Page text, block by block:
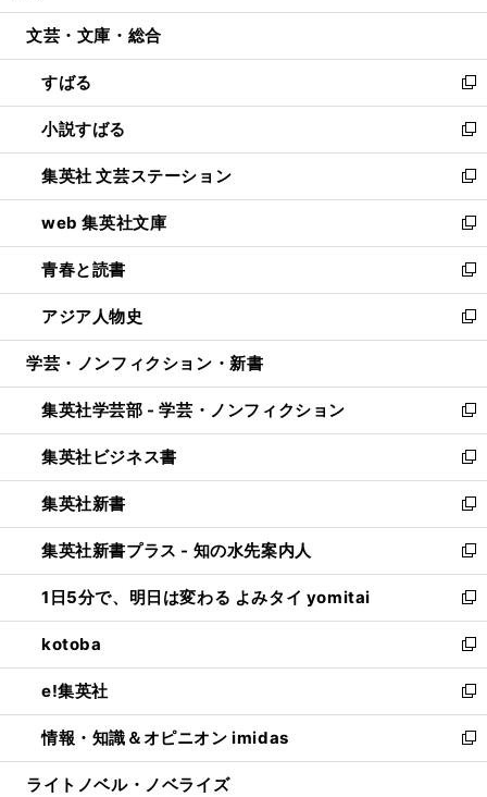
開
ウ
開
く
ン
ウ
で
開
く
ウ
ン
ド
ウ
で
開
く
文芸・文庫・総合
すばる
新
し
い
ウ
ィ
ン
ド
ウ
で
開
く
小説すばる
新
し
い
ウ
ィ
ン
ド
ウ
で
開
集英社 文芸ステーション
新
し
い
ウ
ィ
ン
ド
ウ
開
く
web 集英社文庫
新
し
い
ウ
ィ
ン
ウ
で
開
く
青春と読書
新
し
い
ウ
ン
ド
ウ
で
開
く
アジア人物史
新
し
ウ
ィ
ン
ド
ウ
で
開
く
学芸・ノンフィクション・新書
集英社学芸部 - 学芸・ノンフィクション
新
し
い
ウ
ィ
ン
ド
ウ
で
開
く
集英社ビジネス書
新
し
い
ウ
ィ
ン
ド
ウ
で
開
く
集英社新書
新
し
い
ウ
ィ
ン
ド
ウ
で
開
く
集英社新書プラス - 知の水先案内人
新
し
い
ウ
ィ
ン
ド
ウ
で
開
1日5分で、明日は変わる よみタイ yomitai
新
し
い
ウ
ィ
ン
ド
ウ
kotoba
新
し
い
ウ
ィ
ン
e!集英社
新
し
い
ウ
情報・知識＆オピニオン imidas
新
し
ライトノベル・ノベライズ